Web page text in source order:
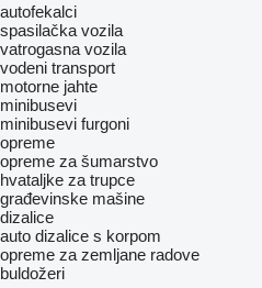
autofekalci
spasilačka vozila
vatrogasna vozila
vodeni transport
motorne jahte
minibusevi
minibusevi furgoni
opreme
opreme za šumarstvo
hvataljke za trupce
građevinske mašine
dizalice
auto dizalice s korpom
opreme za zemljane radove
buldožeri